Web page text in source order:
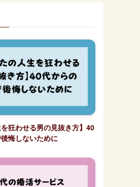
を狂わせる男の見抜き方】40
悔しないために